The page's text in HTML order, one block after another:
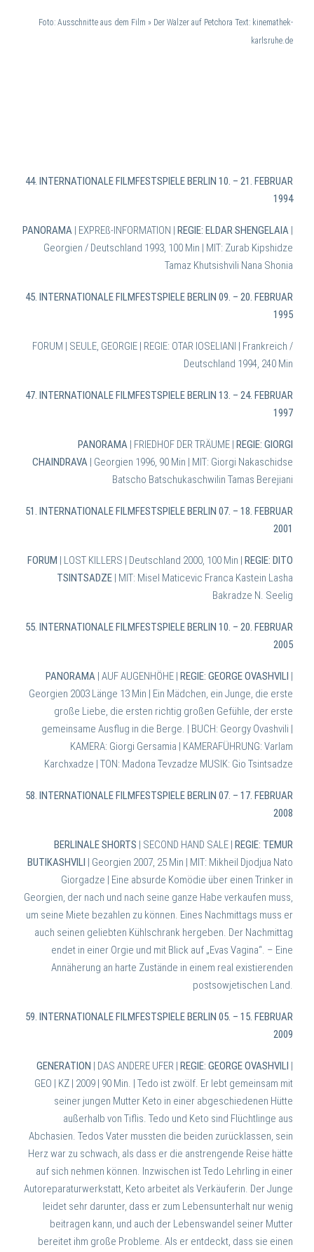
Foto: Ausschnitte aus dem Film » Der Walzer auf Petchora Text: kinemathek-
karlsruhe.de
44. INTERNATIONALE FILMFESTSPIELE BERLIN 10. – 21. FEBRUAR
1994
PANORAMA | EXPREß-INFORMATION | REGIE: ELDAR SHENGELAIA
Georgien / Deutschland 1993, 100 Min | MIT: Zurab Kipshidze
Tamaz Khutsishvili Nana Shonia
45. INTERNATIONALE FILMFESTSPIELE BERLIN 09. – 20. FEBRUAR
1995
FORUM | SEULE, GEORGIE | REGIE: OTAR IOSELIANI | Frankreich /
Deutschland 1994, 240 Min
47. INTERNATIONALE FILMFESTSPIELE BERLIN 13. – 24. FEBRUAR
1997
PANORAMA | FRIEDHOF DER TRÄUME |
REGIE: GIORGI
CHAINDRAVA | Georgien 1996, 90 Min | MIT: Giorgi Nakaschidse
Batscho Batschukaschwilin Tamas Berejiani
51. INTERNATIONALE FILMFESTSPIELE BERLIN 07. – 18. FEBRUAR
2001
FORUM | LOST KILLERS | Deutschland 2000, 100 Min |
REGIE: DITO
TSINTSADZE | MIT: Misel Maticevic Franca Kastein Lasha
Bakradze N. Seelig
55. INTERNATIONALE FILMFESTSPIELE BERLIN 10. – 20. FEBRUAR
2005
PANORAMA | AUF AUGENHÖHE | REGIE: GEORGE OVASHVILI
Georgien 2003 Länge 13 Min |
Ein Mädchen, ein Junge, die erste
große Liebe, die ersten richtig großen Gefühle, der erste
gemeinsame Ausflug in die Berge. |
BUCH: Georgy Ovashvili |
KAMERA: Giorgi Gersamia | KAMERAFÜHRUNG: Varlam
Karchxadze | TON: Madona Tevzadze MUSIK: Gio Tsintsadze
58. INTERNATIONALE FILMFESTSPIELE BERLIN 07. – 17. FEBRUAR
2008
BERLINALE SHORTS | SECOND HAND SALE |
REGIE: TEMUR
BUTIKASHVILI
| Georgien 2007, 25 Min | MIT: Mikheil Djodjua Nato
Giorgadze |
Eine absurde Komödie über einen Trinker in
Georgien, der nach und nach seine ganze Habe verkaufen muss,
um seine Miete bezahlen zu können. Eines Nachmittags muss er
auch seinen geliebten Kühlschrank hergeben. Der Nachmittag
endet in einer Orgie und mit Blick auf „Evas Vagina“. – Eine
Annäherung an harte Zustände in einem real existierenden
postsowjetischen Land.
59. INTERNATIONALE FILMFESTSPIELE BERLIN 05. – 15. FEBRUAR
2009
GENERATION | DAS ANDERE UFER | REGIE: GEORGE OVASHVILI
GEO | KZ | 2009 | 90 Min. | Tedo ist zwölf. Er lebt gemeinsam mit
seiner jungen Mutter Keto in einer abgeschiedenen Hütte
außerhalb von Tiflis. Tedo und Keto sind Flücht­linge aus
Abchasien. Tedos Vater muss­ten die beiden zurücklassen, sein
Herz war zu schwach, als dass er die anstrengende Reise hätte
auf sich nehmen können. Inzwischen ist Tedo Lehrling in einer
Autoreparaturwerkstatt, Keto arbeitet als Verkäuferin. Der Junge
leidet sehr darunter, dass er zum Lebensunterhalt nur wenig
beitragen kann, und auch der Lebenswandel seiner Mutter
bereitet ihm große Probleme. Als er entdeckt, dass sie einen